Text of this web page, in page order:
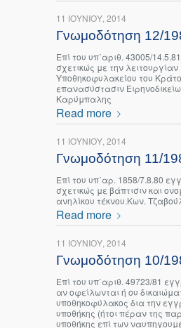
11 ΙΟΥΝΊΟΥ, 2014
Γνωμοδότηση 12/
Επί του υπ΄αριθ. 43005/
σχετικώς με την λειτουργίαν
Υποθηκοφυλακείου του
επανασύστασιν
Καρύμπαλης
Read more
11 ΙΟΥΝΊΟΥ, 2014
Γνωμοδότηση 11/
Επί του υπ΄αρ. 1858/7.8.80
σχετικώς με βάπτισιν και
ανηλίκου τέκνου.Κων.
Read more
11 ΙΟΥΝΊΟΥ, 2014
Γνωμοδότηση 10/
Επί του υπ΄αριθ. 49723/81
αν οφείλωνται ή ου
υποθηκοφύλακος δια την
υποθήκης (ήτοι πέραν της
υποθήκης επί των